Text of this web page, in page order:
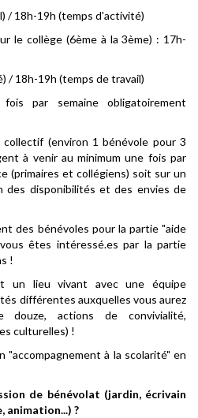
/ 18h-19h (temps d'activité)
le collège (6ème à la 3ème) : 17h-
/ 18h-19h (temps de travail)
par semaine obligatoirement
(environ 1 bénévole pour 3
à venir au minimum une fois par
(primaires et collégiens) soit sur un
des disponibilités et des envies de
des bénévoles pour la partie "aide
êtes intéressé.es par la partie
!
un lieu vivant avec une équipe
différentes auxquelles vous aurez
douze, actions de convivialité,
culturelles) !
"accompagnement à la scolarité" en
de bénévolat (jardin, écrivain
animation...) ?